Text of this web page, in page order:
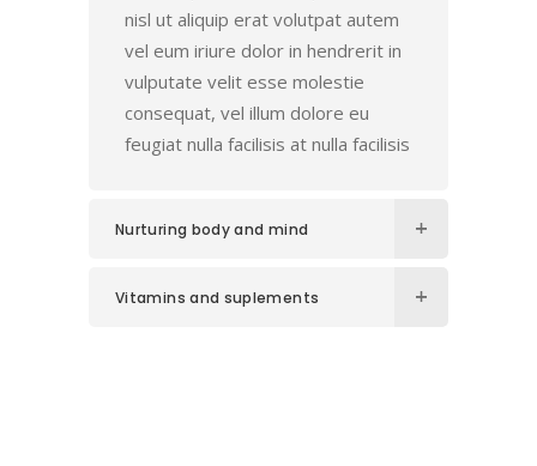
nisl ut aliquip erat volutpat autem
vel eum iriure dolor in hendrerit in
vulputate velit esse molestie
consequat, vel illum dolore eu
feugiat nulla facilisis at nulla facilisis
Nurturing body and mind
Vitamins and suplements